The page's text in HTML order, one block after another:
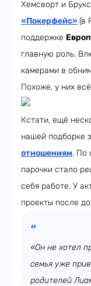
Хемсворт и
«Покерфейс»(в
поддержке
главную роль.
камерами в
Похоже, у них
Кстати, ещё
нашей подборке
отношениям. По
парочки стало
себя работе. У
проекты после
«Он не хотел
семья уже
родителей